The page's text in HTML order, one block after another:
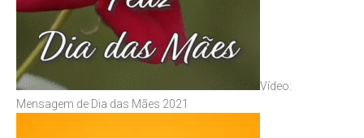
Vídeo:
Mensagem de Dia das Mães 2021